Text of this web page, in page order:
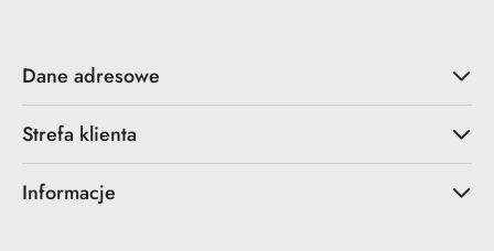
Dane adresowe
Strefa klienta
Informacje